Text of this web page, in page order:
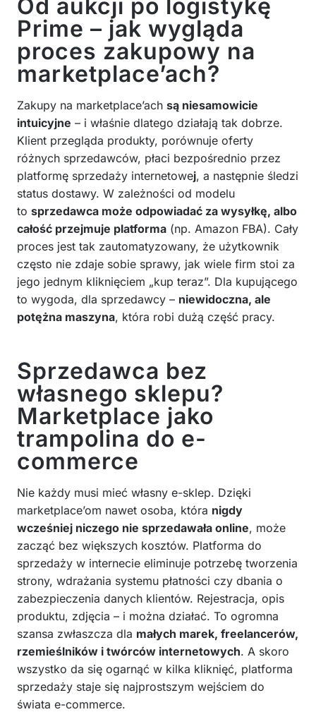
Od aukcji po logistykę
Prime – jak wygląda
proces zakupowy na
marketplace’ach?
Zakupy na marketplace’ach są niesamowicie
intuicyjne – i właśnie dlatego działają tak dobrze.
Klient przegląda produkty, porównuje oferty
różnych sprzedawców, płaci bezpośrednio przez
platformę sprzedaży internetowej, a następnie śledzi
status dostawy. W zależności od modelu
to sprzedawca może odpowiadać za wysyłkę, albo
całość przejmuje platforma (np. Amazon FBA). Cały
proces jest tak zautomatyzowany, że użytkownik
często nie zdaje sobie sprawy, jak wiele firm stoi za
jego jednym kliknięciem „kup teraz”. Dla kupującego
to wygoda, dla sprzedawcy – niewidoczna, ale
potężna maszyna, która robi dużą część pracy.
Sprzedawca bez
własnego sklepu?
Marketplace jako
trampolina do e-
commerce
Nie każdy musi mieć własny e-sklep. Dzięki
marketplace’om nawet osoba, która nigdy
wcześniej niczego nie sprzedawała online, może
zacząć bez większych kosztów. Platforma do
sprzedaży w internecie eliminuje potrzebę tworzenia
strony, wdrażania systemu płatności czy dbania o
zabezpieczenia danych klientów. Rejestracja, opis
produktu, zdjęcia – i można działać. To ogromna
szansa zwłaszcza dla małych marek, freelancerów,
rzemieślników i twórców internetowych. A skoro
wszystko da się ogarnąć w kilka kliknięć, platforma
sprzedaży staje się najprostszym wejściem do
świata e-commerce.